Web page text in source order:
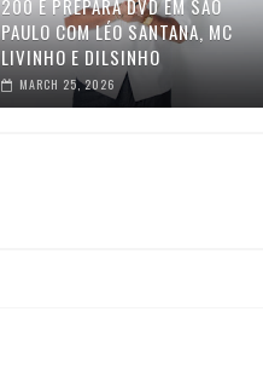
200 E PREPARA DVD EM SÃO
PAULO COM LÉO SANTANA, MC
LIVINHO E DILSINHO
MARCH 25, 2026